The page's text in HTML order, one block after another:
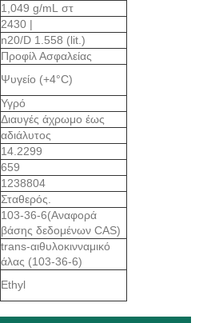
1,049 g/mL στ
2430 |
n20/D 1.558 (lit.)
Προφίλ Ασφαλείας
Ψυγείο (+4°C)
Υγρό
Διαυγές άχρωμο έως
αδιάλυτος
14.2299
659
1238804
Σταθερός.
103-36-6(Αναφορά
βάσης δεδομένων CAS)
trans-αιθυλοκινναμικό
άλας (103-36-6)
Ethyl